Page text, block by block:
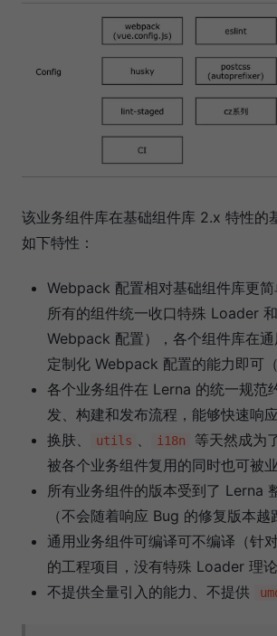
该业务组件库在基础组件库 2.x 特性的
如下特性：
Webpack 配置相对基础组件库更
所有的组件统一收口特殊 Loader
Webpack 配置），各个组件库在
定制化 Webpack 配置的能力即可
各个业务组件在 Lerna 的统一规范
发、构建和发布流程，能够快速响
换肤、
utils i18n
等天然成为
被各个业务组件复用的同时也可被
所有业务组件的版本受到了 Lerna
（不会随着响应 Bug 的修复版本越
通用业务组件可编译可不编译（针
的工程项目，没有特殊 Loader 理论
不提供全量引入的能力、不提供